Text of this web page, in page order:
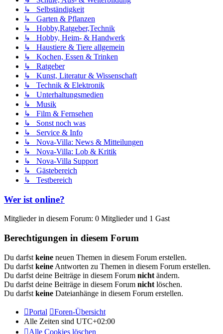
↳ Selbständigkeit
↳ Garten & Pflanzen
↳ Hobby,Ratgeber,Technik
↳ Hobby, Heim- & Handwerk
↳ Haustiere & Tiere allgemein
↳ Kochen, Essen & Trinken
↳ Ratgeber
↳ Kunst, Literatur & Wissenschaft
↳ Technik & Elektronik
↳ Unterhaltungsmedien
↳ Musik
↳ Film & Fernsehen
↳ Sonst noch was
↳ Service & Info
↳ Nova-Villa: News & Mitteilungen
↳ Nova-Villa: Lob & Kritik
↳ Nova-Villa Support
↳ Gästebereich
↳ Testbereich
Wer ist online?
Mitglieder in diesem Forum: 0 Mitglieder und 1 Gast
Berechtigungen in diesem Forum
Du darfst keine neuen Themen in diesem Forum erstellen.
Du darfst keine Antworten zu Themen in diesem Forum erstellen.
Du darfst deine Beiträge in diesem Forum nicht ändern.
Du darfst deine Beiträge in diesem Forum nicht löschen.
Du darfst keine Dateianhänge in diesem Forum erstellen.
Portal
Foren-Übersicht
Alle Zeiten sind UTC+02:00
Alle Cookies löschen